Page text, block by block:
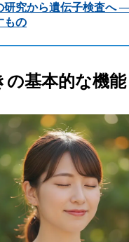
研究から遺伝子検査へ
もの
の基本的な機能